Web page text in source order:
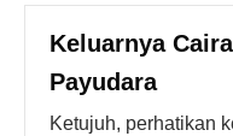
Keluarnya
Payudara
Ketujuh, perhatikan